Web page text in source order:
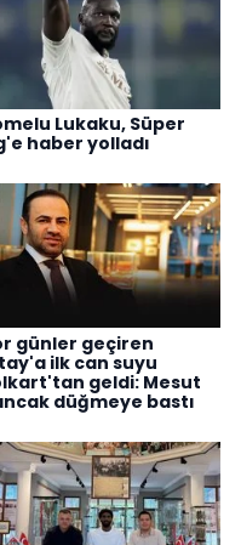
Lukaku, Süper
haber yolladı
günler geçiren
ilk can suyu
geldi: Mesut
düğmeye bastı